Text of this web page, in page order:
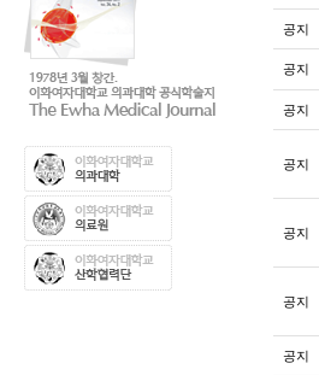
공지
공지
공지
공지
공지
공지
공지